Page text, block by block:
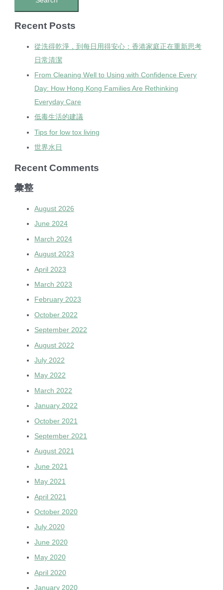
Recent Posts
從洗得乾淨，到每日用得安心：香港家庭正在重新思考
日常清潔
From Cleaning Well to Using with Confidence Every
Day: How Hong Kong Families Are Rethinking
Everyday Care
低毒生活的建議
Tips for low tox living
世界水日
Recent Comments
彙整
August 2026
June 2024
March 2024
August 2023
April 2023
March 2023
February 2023
October 2022
September 2022
August 2022
July 2022
May 2022
March 2022
January 2022
October 2021
September 2021
August 2021
June 2021
May 2021
April 2021
October 2020
July 2020
June 2020
May 2020
April 2020
January 2020